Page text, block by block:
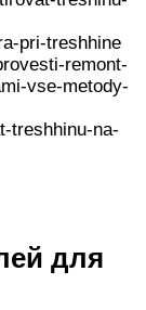
pri-treshhine
remont-
vse-metody-
treshhinu-na-
для